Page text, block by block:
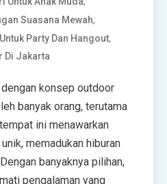
Suasana Mewah,
Party Dan Hangout,
Di Jakarta
konsep outdoor
banyak orang, terutama
ini menawarkan
memadukan hiburan
banyaknya pilihan,
pengalaman yang